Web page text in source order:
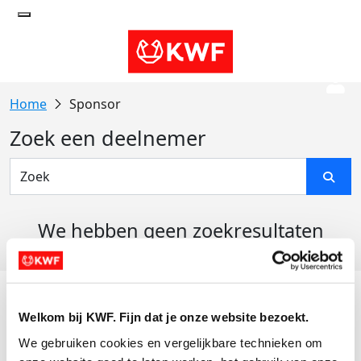
Welkom bij KWF. Fijn dat je onze website bezoekt.
We gebruiken cookies en vergelijkbare technieken om
Sponsor
Zoek een deelnemer
We hebben geen zoekresultaten
Actiematerialen
Evenementen